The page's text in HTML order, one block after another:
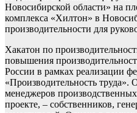
Новосибирской области» на
комплекса «Хилтон» в
производительности для
Хакатон по
повышения
России в рамках реализации
«Производительность труда».
менеджеров
проекте, – собственников,